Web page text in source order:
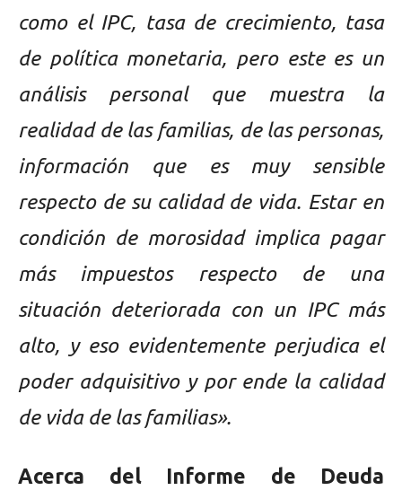
como el IPC, tasa de crecimiento, tasa
de política monetaria, pero este es un
análisis personal que muestra la
realidad de las familias, de las personas,
información que es muy sensible
respecto de su calidad de vida. Estar en
condición de morosidad implica pagar
más impuestos respecto de una
situación deteriorada con un IPC más
alto, y eso evidentemente perjudica el
poder adquisitivo y por ende la calidad
de vida de las familias».
Acerca del Informe de Deuda